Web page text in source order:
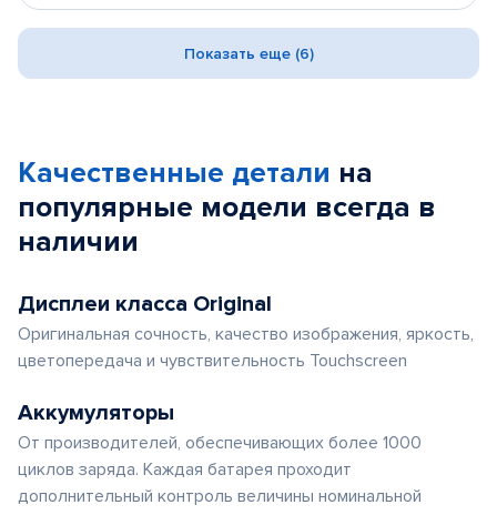
Показать еще (6)
Качественные детали на
популярные модели всегда в
наличии
Дисплеи класса Original
Оригинальная сочность, качество изображения, яркость,
цветопередача и чувствительность Touchscreen
Аккумуляторы
От производителей, обеспечивающих более 1000
циклов заряда. Каждая батарея проходит
дополнительный контроль величины номинальной